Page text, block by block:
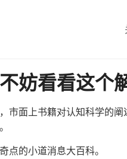
妨看看这个
面上书籍对认知科学的阐
点的小道消息大百科。